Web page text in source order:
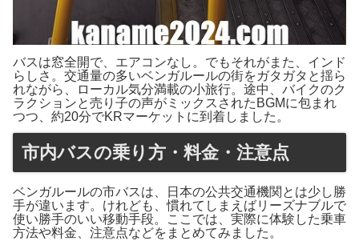
バスは窓全開で、エアコンなし。でもそれがまた、インド
らしさ。交通量の多いベンガルールの街をガタガタと揺ら
れながら、ローカル気分満載の小旅行。途中、バイクのク
ラクションと売り子の声がミックスされたBGMに包まれ
つつ、約20分でKRマーケットに到着しました。
市内バスの乗り方・料金・注意点
ベンガルールの市バスは、日本の公共交通機関とは少し勝
手が違います。けれども、慣れてしまえばリーズナブルで
使い勝手のいい移動手段。ここでは、実際に体験した乗車
方法や料金、注意点などをまとめてみました。